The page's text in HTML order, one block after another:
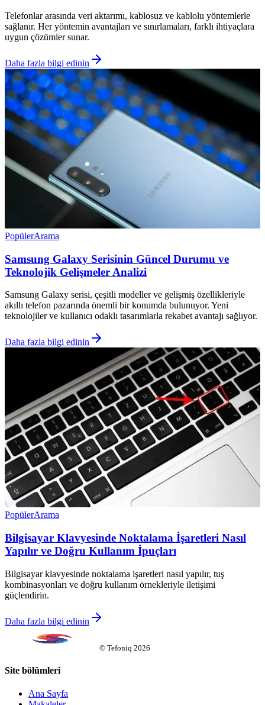
Telefonlar arasında veri aktarımı, kablosuz ve kablolu yöntemlerle
sağlanır. Her yöntemin avantajları ve sınırlamaları, farklı ihtiyaçlara
uygun çözümler sunar.
Daha fazla bilgi edinin
PopülerArama
Samsung Galaxy Serisinin Güncel Durumu ve
Teknolojik Gelişmeler Analizi
Samsung Galaxy serisi, çeşitli modeller ve gelişmiş özellikleriyle
akıllı telefon pazarında önemli bir konumda bulunuyor. Yeni
teknolojiler ve kullanıcı odaklı tasarımlarla rekabet avantajı sağlıyor.
Daha fazla bilgi edinin
PopülerArama
Bilgisayar Klavyesinde Noktalama İşaretleri Nasıl
Yapılır ve Doğru Kullanım İpuçları
Bilgisayar klavyesinde noktalama işaretleri nasıl yapılır, tuş
kombinasyonları ve doğru kullanım örnekleriyle iletişimi
güçlendirin.
Daha fazla bilgi edinin
© Tefoniq 2026
Site bölümleri
Ana Sayfa